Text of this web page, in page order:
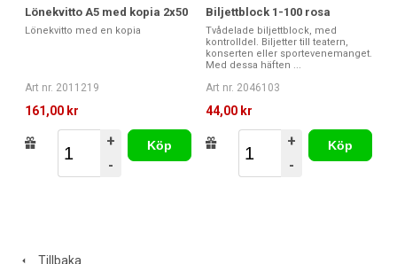
Lönekvitto A5 med kopia 2x50
Lönekvitto med en kopia
Art nr. 2011219
161,00 kr
+
-
Köp
Biljettblock 1-100 rosa
Tvådelade biljettblock, med
kontrolldel. Biljetter till teatern,
konserten eller sportevenemanget.
Med dessa häften ...
Art nr. 2046103
44,00 kr
+
-
Köp
Tillbaka